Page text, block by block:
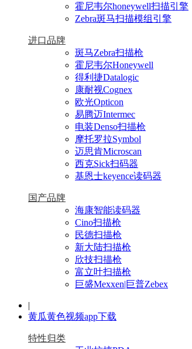
霍尼韦尔honeywell扫描引擎
Zebra斑马扫描模组引擎
进口品牌
斑马Zebra扫描枪
霍尼韦尔Honeywell
得利捷Datalogic
康耐视Cognex
欧光Opticon
易腾迈Intermec
电装Denso扫描枪
摩托罗拉Symbol
迈思肯Microscan
西克Sick扫码器
基恩士keyence读码器
国产品牌
海康智能读码器
Cino扫描枪
民德扫描枪
新大陆扫描枪
欣技扫描枪
富立叶扫描枪
巨盛Mexxen|巨普Zebex
|
黄瓜黄色视频app下载
特性归类